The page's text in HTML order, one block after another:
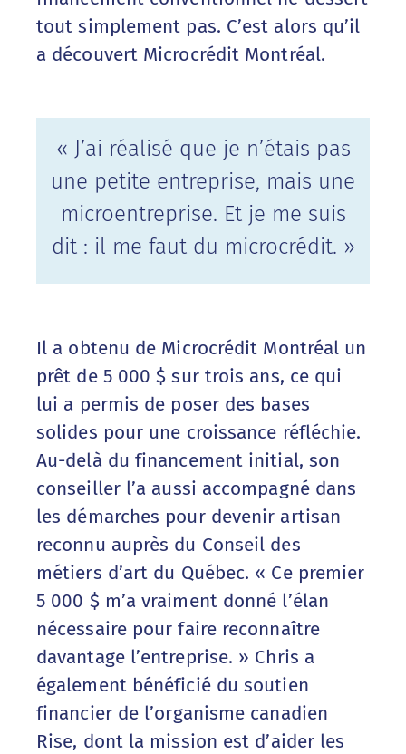
tout simplement pas. C’est alors qu’il
a découvert Microcrédit Montréal.
« J’ai réalisé que je n’étais pas
une petite entreprise, mais une
microentreprise. Et je me suis
dit : il me faut du microcrédit. »
Il a obtenu de Microcrédit Montréal un
prêt de 5 000 $ sur trois ans, ce qui
lui a permis de poser des bases
solides pour une croissance réfléchie.
Au-delà du financement initial, son
conseiller l’a aussi accompagné dans
les démarches pour devenir artisan
reconnu auprès du Conseil des
métiers d’art du Québec. « Ce premier
5 000 $ m’a vraiment donné l’élan
nécessaire pour faire reconnaître
davantage l’entreprise. » Chris a
également bénéficié du soutien
financier de l’organisme canadien
Rise, dont la mission est d’aider les